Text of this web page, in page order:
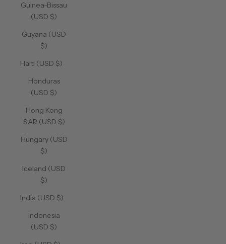
Guinea-Bissau
(USD $)
Guyana (USD
$)
Haiti (USD $)
Honduras
(USD $)
Hong Kong
SAR (USD $)
Hungary (USD
$)
Iceland (USD
$)
India (USD $)
Indonesia
(USD $)